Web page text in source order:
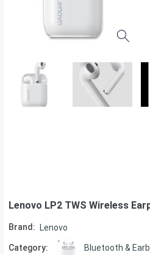
Lenovo LP2 TWS Wireless
Brand: Lenovo
Category: Bluetooth &